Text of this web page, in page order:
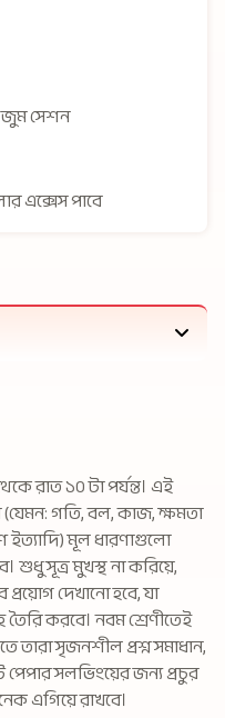
জুম সেশন
এক্সেস পাবে
রাত ১০ টা পর্যন্ত। এই
(যেমন: গতি, বল, কাজ, ক্ষমতা
মূল ধারণাগুলো
শুধু সূত্র মুখস্থ না করিয়ে,
প্রয়োগ দেখানো হবে, যা
তৈরি করবে। নবম শ্রেণীতেই
তারা সৃজনশীল প্রশ্ন সমাধান,
সলভিংয়ের জন্য প্রচুর
এগিয়ে রাখবে।